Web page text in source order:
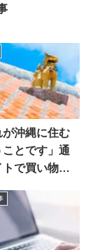
が沖縄に住む
ことです」通
トで買い物を